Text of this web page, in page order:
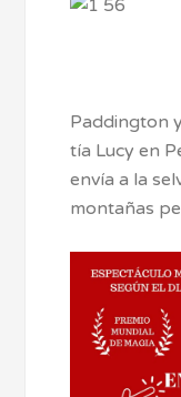
Paddington
tía Lucy en
envía a la
montañas